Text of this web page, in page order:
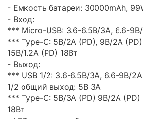
- Емкость батареи: 30000mAh,
- Вход:
*** Micro-USB: 3.6-6.5В/3A, 6.6-9В/
*** Type-C: 5В/2A (PD), 9В/2A
15В/1.2A (PD) 18Вт
- Выход:
*** USB 1/2: 3.6-6.5В/3A, 6.6-9В/
1/2 общий выход: 5В 3A
*** Type-C: 5В/3A (PD) 9В/2A (PD)
18Вт